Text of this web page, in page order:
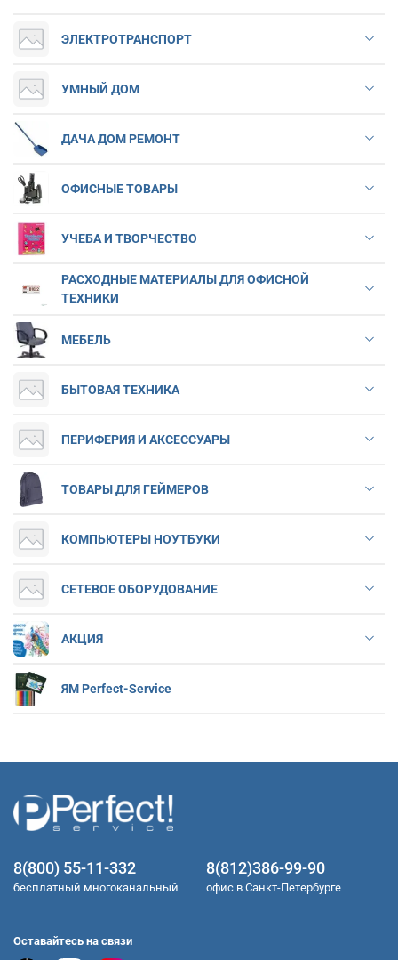
ЭЛЕКТРОТРАНСПОРТ
УМНЫЙ ДОМ
ДАЧА ДОМ РЕМОНТ
ОФИСНЫЕ ТОВАРЫ
УЧЕБА И ТВОРЧЕСТВО
РАСХОДНЫЕ МАТЕРИАЛЫ ДЛЯ ОФИСНОЙ
ТЕХНИКИ
МЕБЕЛЬ
БЫТОВАЯ ТЕХНИКА
ПЕРИФЕРИЯ И АКСЕССУАРЫ
ТОВАРЫ ДЛЯ ГЕЙМЕРОВ
КОМПЬЮТЕРЫ НОУТБУКИ
СЕТЕВОЕ ОБОРУДОВАНИЕ
АКЦИЯ
ЯМ Perfect-Service
8(800) 55-11-332
бесплатный многоканальный
8(812)386-99-90
офис в Санкт-Петербурге
Оставайтесь на связи